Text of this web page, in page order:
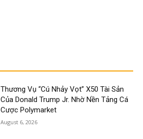
Thương Vụ “Cú Nhảy Vọt” X50 Tài Sản
Của Donald Trump Jr. Nhờ Nền Tảng Cá
Cược Polymarket
August 6, 2026